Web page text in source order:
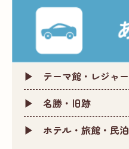
テーマ館・レジャー
名勝・旧跡
ホテル・旅館・民泊